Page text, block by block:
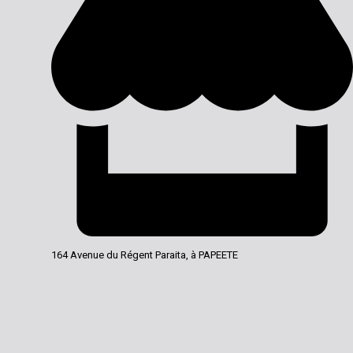
164 Avenue du Régent Paraita, à PAPEETE